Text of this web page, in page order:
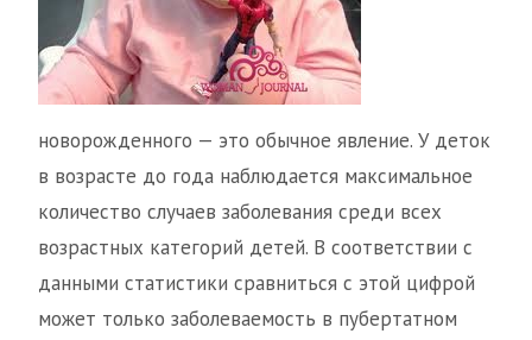
новорожденного — это обычное явление. У деток
в возрасте до года наблюдается максимальное
количество случаев заболевания среди всех
возрастных категорий детей. В соответствии с
данными статистики сравниться с этой цифрой
может только заболеваемость в пубертатном